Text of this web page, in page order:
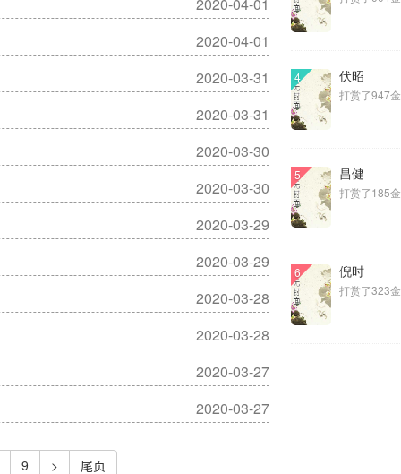
2020-04-01
2020-03-31
2020-03-31
2020-03-30
2020-03-30
2020-03-29
2020-03-29
2020-03-28
2020-03-28
2020-03-27
2020-03-27
9 > 尾页
4 伏昭
打赏了947
5 昌健
打赏了185
6 倪时
打赏了323